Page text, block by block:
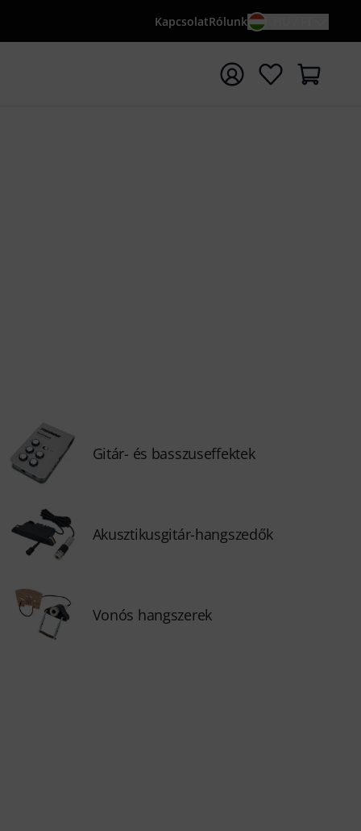
KapcsolatRólunk
indítása {searchTerm} keresőszóval
Gitár- és basszuseffektek
Akusztikusgitár-hangszedők
Vonós hangszerek